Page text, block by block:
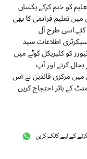
کو ختم کرکے یکساں
میں تعلیم فراہمی کا بھی
کئے۔اسی طرح آل
اطلاعات سید
کو کلیریکل کوٹے میں
کرنے اور آپ
مرکزی قائدین نے اس
کے بائر احتجاج کریں